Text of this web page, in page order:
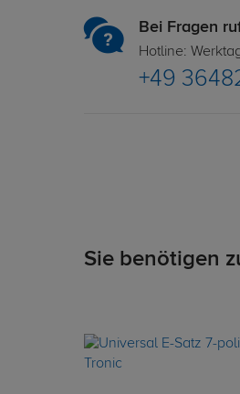
Bei Fragen
Hotline:
+49
Sie benötigen